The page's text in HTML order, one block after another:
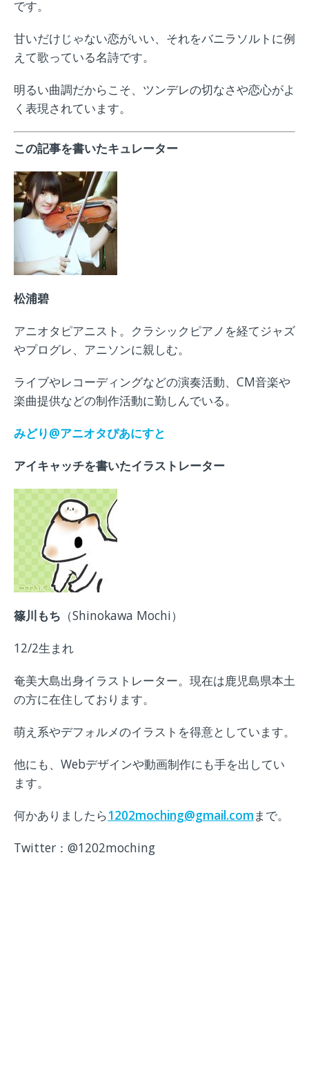
です。
甘いだけじゃない恋がいい、それをバニラソルトに例
えて歌っている名詩です。
明るい曲調だからこそ、ツンデレの切なさや恋心がよ
く表現されています。
この記事を書いたキュレーター
松浦碧
アニオタピアニスト。クラシックピアノを経てジャズ
やプログレ、アニソンに親しむ。
ライブやレコーディングなどの演奏活動、CM音楽や
楽曲提供などの制作活動に勤しんでいる。
みどり@アニオタぴあにすと
アイキャッチを書いたイラストレーター
篠川もち （Shinokawa Mochi）
12/2生まれ
奄美大島出身イラストレーター。現在は鹿児島県本土
の方に在住しております。
萌え系やデフォルメのイラストを得意としています。
他にも、Webデザインや動画制作にも手を出してい
ます。
何かありましたら1202moching@gmail.comまで。
Twitter：@1202moching